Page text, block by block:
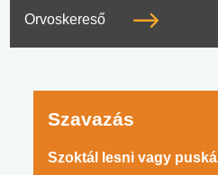
Orvoskereső
Szavazás
Szoktál lesni vagy